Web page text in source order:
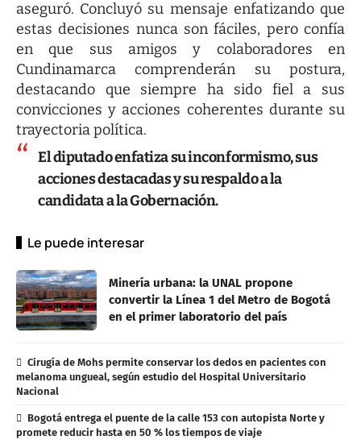
aseguró. Concluyó su mensaje enfatizando que
estas decisiones nunca son fáciles, pero confía
en que sus amigos y colaboradores en
Cundinamarca comprenderán su postura,
destacando que siempre ha sido fiel a sus
convicciones y acciones coherentes durante su
trayectoria política.
El diputado enfatiza su inconformismo, sus
acciones destacadas y su respaldo a la
candidata a la Gobernación.
Le puede interesar
Minería urbana: la UNAL propone
convertir la Línea 1 del Metro de Bogotá
en el primer laboratorio del país
Cirugía de Mohs permite conservar los dedos en pacientes con
melanoma ungueal, según estudio del Hospital Universitario
Nacional
Bogotá entrega el puente de la calle 153 con autopista Norte y
promete reducir hasta en 50 % los tiempos de viaje